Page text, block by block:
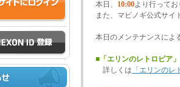
本日、 10:00より行って
また、マビノギ公式サイ
本日のメンテナンスによ
■「エリンのレトロピア
詳しくは 「エリンの